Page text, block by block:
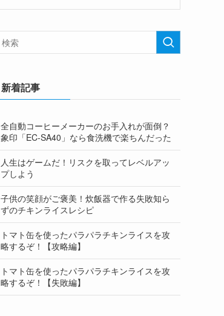
新着記事
全自動コーヒーメーカーのお手入れが面倒？
象印「EC-SA40」なら食洗機で楽ちんだった
人生はゲームだ！リスクを取ってレベルアッ
プしよう
子供の笑顔がご褒美！炊飯器で作る失敗知ら
ずのチキンライスレシピ
トマト缶を使ったパラパラチキンライスを攻
略するぞ！【攻略編】
トマト缶を使ったパラパラチキンライスを攻
略するぞ！【失敗編】